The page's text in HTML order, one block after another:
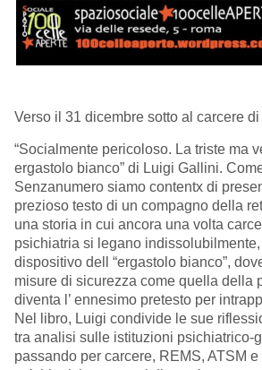
Verso il 31 dicembre sotto al carcere
“Socialmente pericoloso. La triste ma
ergastolo bianco” di Luigi Gallini.
Senzanumero siamo contentx di
prezioso testo di un compagno della
una storia in cui ancora una volta
psichiatria si legano
dispositivo dell “ergastolo bianco”,
misure di sicurezza come quella della
diventa l’ ennesimo pretesto per
Nel libro, Luigi condivide le sue
tra analisi sulle istituzioni psichiatrico-
passando per carcere, REMS, ATSM